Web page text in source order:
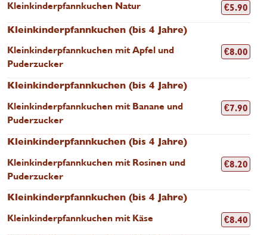
Kleinkinderpfannkuchen Natur €5.90
Kleinkinderpfannkuchen (bis 4 Jahre)
Kleinkinderpfannkuchen mit Apfel und
Puderzucker
€8.00
Kleinkinderpfannkuchen (bis 4 Jahre)
Kleinkinderpfannkuchen mit Banane und
Puderzucker
€7.90
Kleinkinderpfannkuchen (bis 4 Jahre)
Kleinkinderpfannkuchen mit Rosinen und
Puderzucker
€8.20
Kleinkinderpfannkuchen (bis 4 Jahre)
Kleinkinderpfannkuchen mit Käse
€8.40